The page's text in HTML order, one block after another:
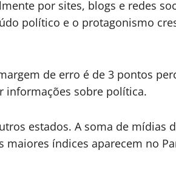
por sites, blogs e redes
político e o protagonismo
de erro é de 3 pontos
informações sobre política.
estados. A soma de mídias
índices aparecem no